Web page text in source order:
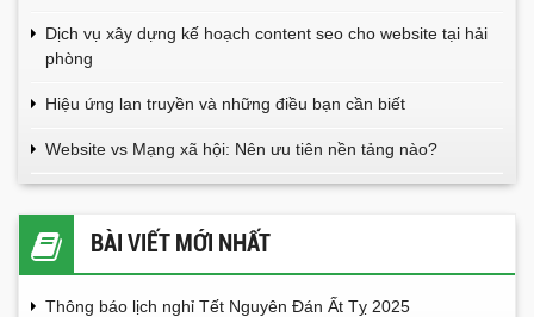
Dịch vụ xây dựng kế hoạch content seo cho website tại hải
phòng
Hiệu ứng lan truyền và những điều bạn cần biết
Website vs Mạng xã hội: Nên ưu tiên nền tảng nào?
BÀI VIẾT MỚI NHẤT
Thông báo lịch nghỉ Tết Nguyên Đán Ất Tỵ 2025